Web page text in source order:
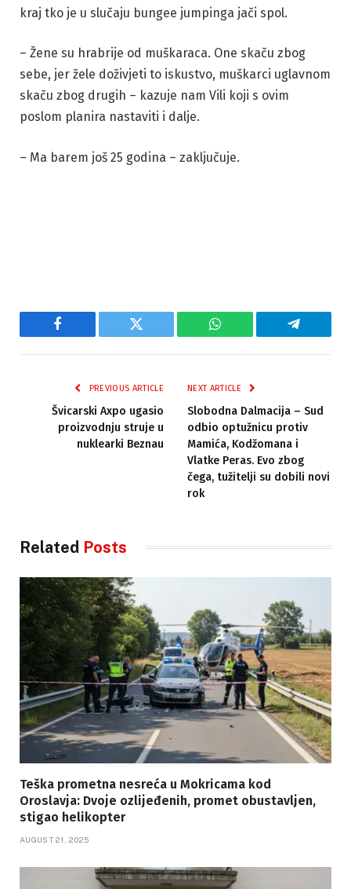
kraj tko je u slučaju bungee jumpinga jači spol.
– Žene su hrabrije od muškaraca. One skaču zbog
sebe, jer žele doživjeti to iskustvo, muškarci uglavnom
skaču zbog drugih – kazuje nam Vili koji s ovim
poslom planira nastaviti i dalje.
– Ma barem još 25 godina – zaključuje.
Facebook Twitter WhatsApp Telegram
PREVIOUS ARTICLE
Švicarski Axpo ugasio
proizvodnju struje u
nuklearki Beznau
NEXT ARTICLE
Slobodna Dalmacija – Sud
odbio optužnicu protiv
Mamića, Kodžomana i
Vlatke Peras. Evo zbog
čega, tužitelji su dobili novi
rok
Related Posts
Teška prometna nesreća u Mokricama kod
Oroslavja: Dvoje ozlijeđenih, promet obustavljen,
stigao helikopter
AUGUST 21, 2025